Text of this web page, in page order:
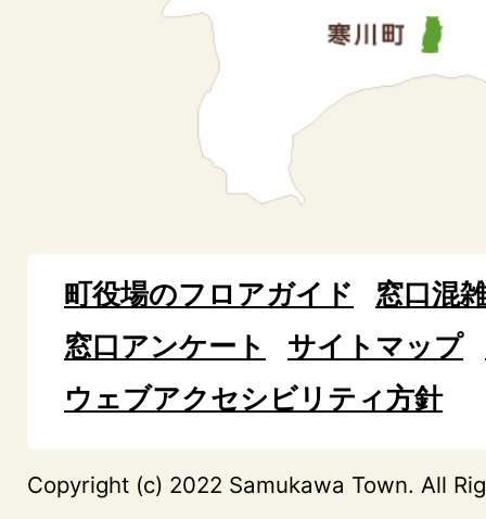
町役場のフロアガイド
窓口混
窓口アンケート
サイトマップ
ウェブアクセシビリティ方針
Copyright (c) 2022 Samukawa Town. All